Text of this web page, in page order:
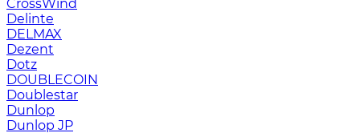
CrossWind
Delinte
DELMAX
Dezent
Dotz
DOUBLECOIN
Doublestar
Dunlop
Dunlop JP